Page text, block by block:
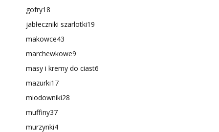
gofry18
jabłeczniki szarlotki19
makowce43
marchewkowe9
masy i kremy do ciast6
mazurki17
miodowniki28
muffiny37
murzynki4